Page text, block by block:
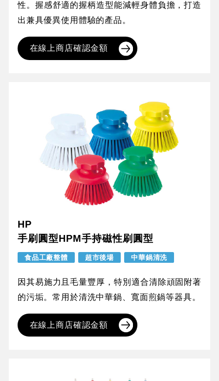
性。握感舒適的握柄造型能減輕身體負擔，打造
出兼具優異使用體驗的產品。
在線上商店確認金額
HP
手刷圓型HPM手持磁性刷圓型
食品工廠整體 超市後場 中華鍋清洗
因其易施力且毛量豐厚，特別適合清除頑固附著
的污垢。常用於清洗中華鍋、寬面煎鍋等器具。
在線上商店確認金額